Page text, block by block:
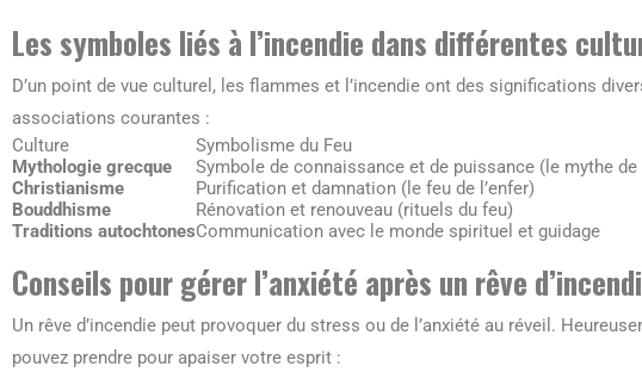
Les symboles liés à l’incendie dans différentes
D’un point de vue culturel, les flammes et l’incendie ont des significations
associations courantes :
Culture
Symbolisme du Feu
Mythologie grecque
Symbole de connaissance et de puissance (le mythe de
Christianisme
Purification et damnation (le feu de l’enfer)
Bouddhisme
Rénovation et renouveau (rituels du feu)
Traditions autochtonesCommunication avec le monde spirituel et guidage
Conseils pour gérer l’anxiété après un rêve
Un rêve d’incendie peut provoquer du stress ou de l’anxiété au réveil.
pouvez prendre pour apaiser votre esprit :